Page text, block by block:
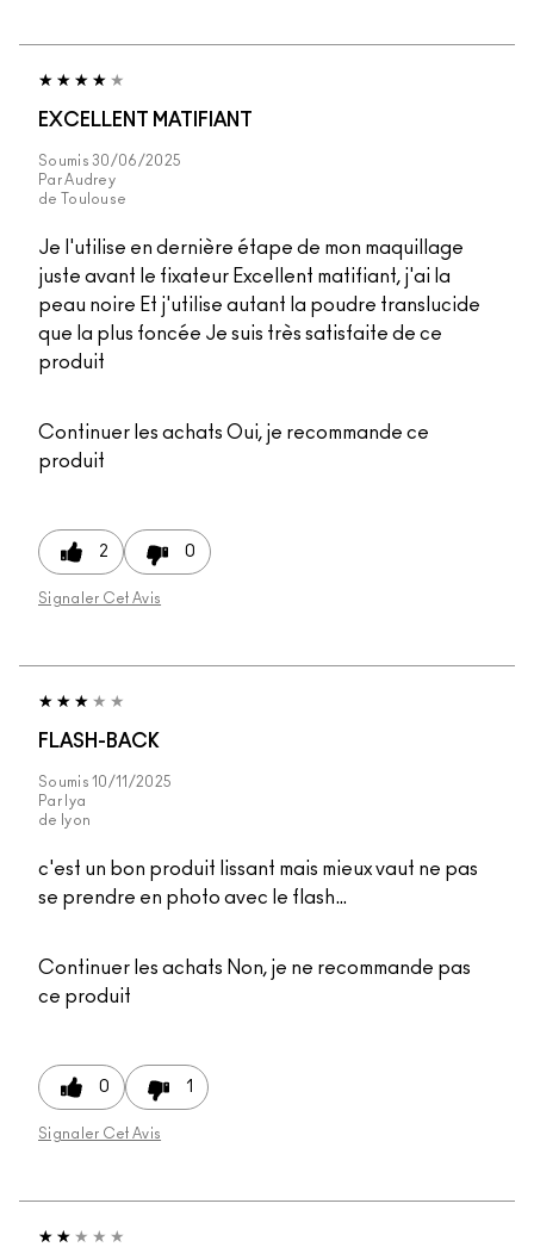
EXCELLENT MATIFIANT
Soumis30/06/2025
ParAudrey
de
Toulouse
Je l'utilise en dernière étape de mon maquillage
juste avant le fixateur Excellent matifiant, j'ai la
peau noire Et j'utilise autant la poudre translucide
que la plus foncée Je suis très satisfaite de ce
produit
Continuer les achats Oui, je recommande ce
produit
2 0
Signaler Cet Avis
FLASH-BACK
Soumis10/11/2025
Par lya
de lyon
c'est un bon produit lissant mais mieux vaut ne pas
se prendre en photo avec le flash…
Continuer les achats Non, je ne recommande pas
ce produit
0 1
Signaler Cet Avis